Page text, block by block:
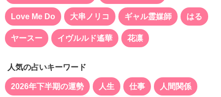
Love Me Do 大串ノリコ ギャル霊媒師 はる
ヤースー イヴルルド遙華 花凛
人気の占いキーワード
2026年下半期の運勢 人生 仕事 人間関係